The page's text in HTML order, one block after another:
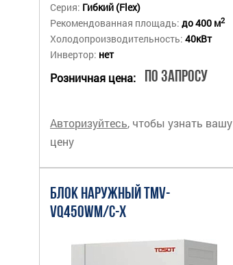
Серия: Гибкий (Flex)
Рекомендованная площадь: до 400 м2
Холодопроизводительность: 40кВт
Инвертор: нет
Розничная цена: По запросу
Авторизуйтесь, чтобы узнать вашу
цену
БЛОК НАРУЖНЫЙ TMV-
VQ450WM/C-X